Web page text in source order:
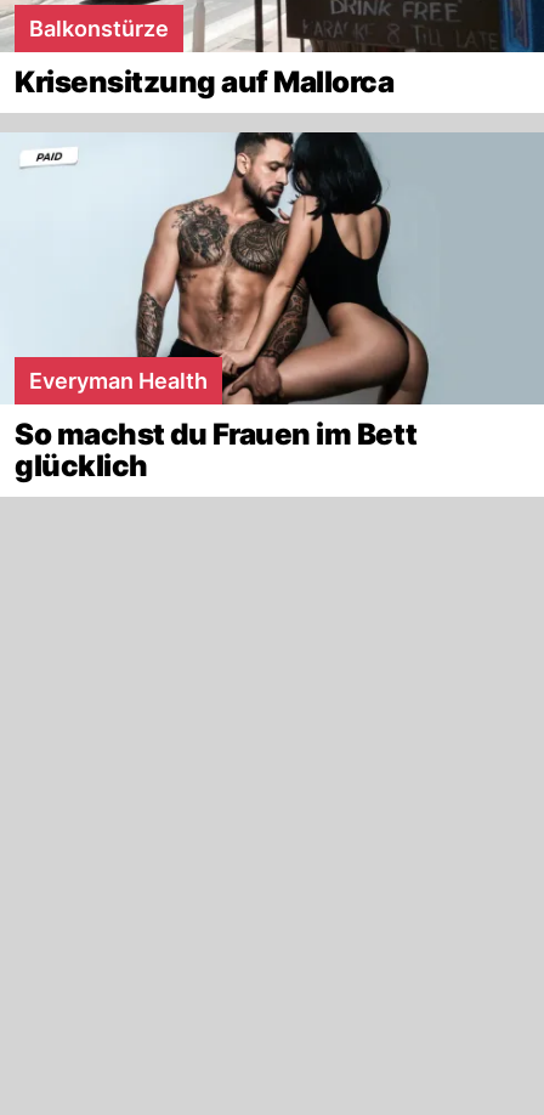
Balkonstürze
Krisensitzung auf Mallorca
Everyman Health
So machst du Frauen im Bett
glücklich